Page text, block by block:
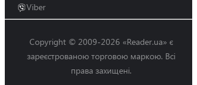
Viber
Copyright © 2009-2026 «Reader.ua» є
зареєстрованою торговою маркою. Всі
права захищені.